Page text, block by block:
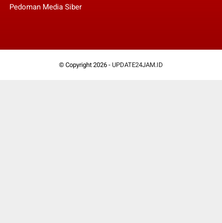
Pedoman Media Siber
© Copyright 2026 - UPDATE24JAM.ID